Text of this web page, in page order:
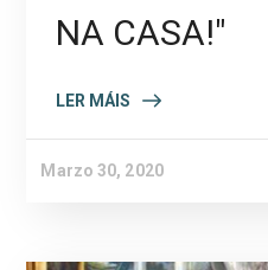
NA CASA!"
LER MÁIS
Marzo 30, 2020